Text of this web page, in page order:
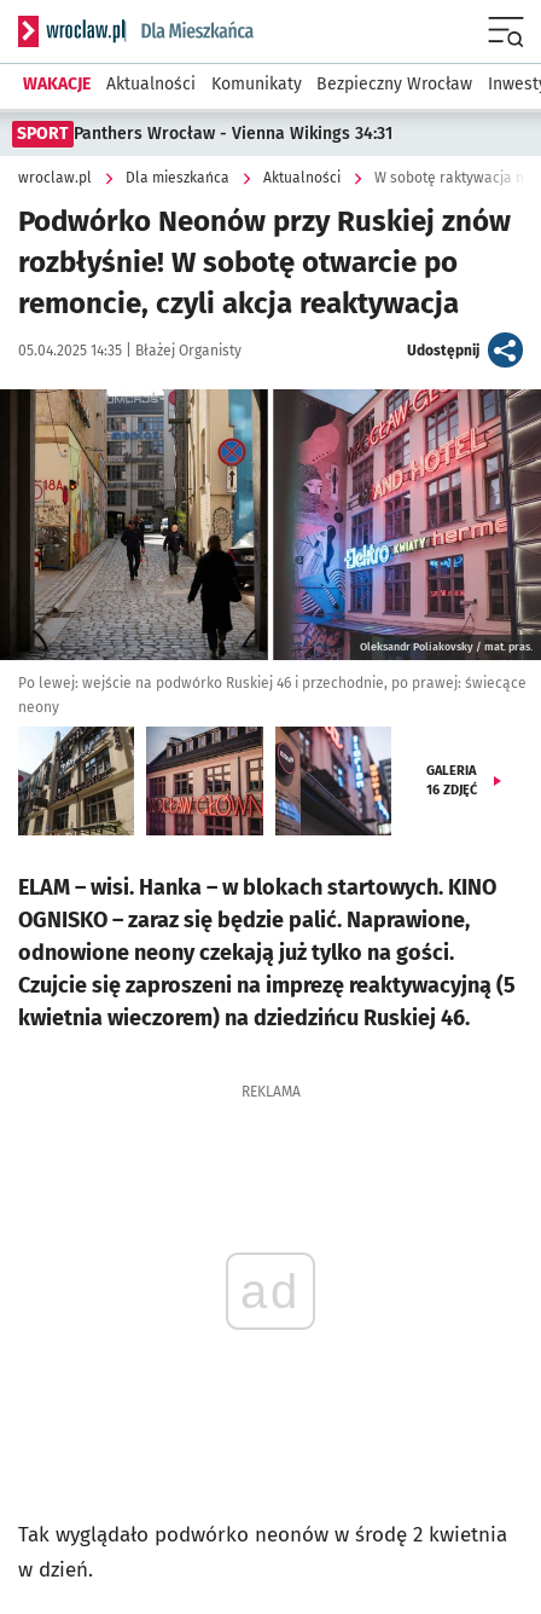
Serwis informacyjny wroclaw.pl podserwis: Dla mieszkańca
WAKACJE Aktualności Komunikaty Bezpieczny Wrocław
SPORT Panthers Wrocław - Vienna Wikings 34:31
wroclaw.pl Dla mieszkańca Aktualności W sobotę raktywacja
Podwórko Neonów przy Ruskiej znów
rozbłyśnie! W sobotę otwarcie po
remoncie, czyli akcja reaktywacja
Data publikacji:
05.04.2025 14:35 | Autor:
Błażej Organisty Udostępnijartykuł
Kliknij, aby zobaczyć galerię
Oleksandr Poliakovsky / mat. pras.
Po lewej: wejście na podwórko Ruskiej 46 i przechodnie, po prawej: świecące
neony
GALERIA
16 ZDJĘĆ
ELAM – wisi. Hanka – w blokach startowych. KINO
OGNISKO – zaraz się będzie palić. Naprawione,
odnowione neony czekają już tylko na gości.
Czujcie się zaproszeni na imprezę reaktywacyjną (5
kwietnia wieczorem) na dziedzińcu Ruskiej 46.
REKLAMA
ad
Tak wyglądało podwórko neonów w środę 2 kwietnia
w dzień.